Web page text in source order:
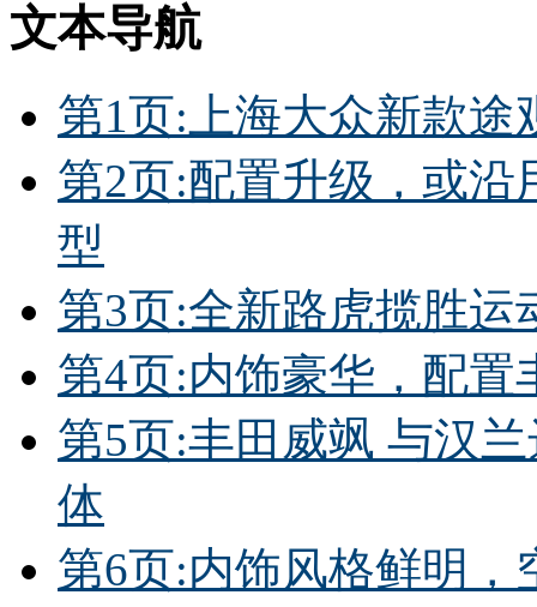
文本导航
第1页:上海大众新款
第2页:配置升级，或
型
第3页:全新路虎揽胜运
第4页:内饰豪华，配置
第5页:丰田威飒 与汉
体
第6页:内饰风格鲜明，